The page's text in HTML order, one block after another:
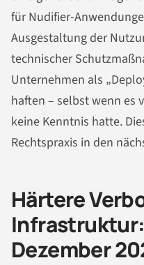
für Nudifier-
Ausgestaltung der
technischer
Unternehmen als
haften – selbst wenn es
keine Kenntnis hatte.
Rechtspraxis in den
Härtere
Dezember